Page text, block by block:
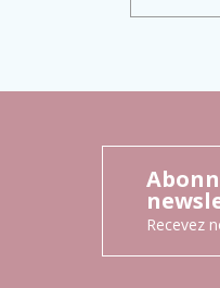
Recevez